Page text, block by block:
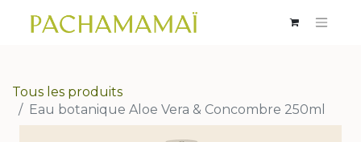
Tous les produits
Eau botanique Aloe Vera & Concombre 250ml